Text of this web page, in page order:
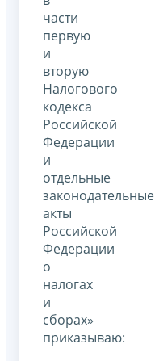
части
первую
и
вторую
Налогового
кодекса
Российской
Федерации
и
отдельные
законодательные
акты
Российской
Федерации
о
налогах
и
сборах»
приказываю: